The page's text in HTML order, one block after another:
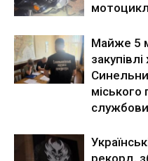
мотоцикл
Майже 5
міського
рекорд,